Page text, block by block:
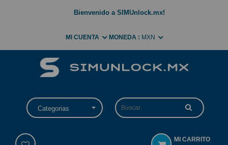
Bienvenido a SIMUnlock.mx!
MI CUENTA MONEDA : MXN
Categorias
MI CARRITO